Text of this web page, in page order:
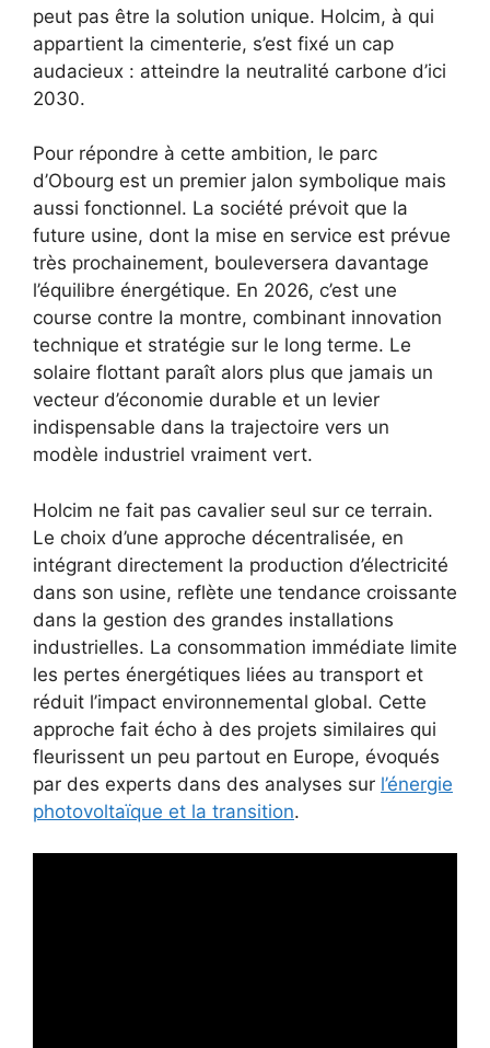
peut pas être la solution unique. Holcim, à qui
appartient la cimenterie, s’est fixé un cap
audacieux : atteindre la neutralité carbone d’ici
2030.
Pour répondre à cette ambition, le parc
d’Obourg est un premier jalon symbolique mais
aussi fonctionnel. La société prévoit que la
future usine, dont la mise en service est prévue
très prochainement, bouleversera davantage
l’équilibre énergétique. En 2026, c’est une
course contre la montre, combinant innovation
technique et stratégie sur le long terme. Le
solaire flottant paraît alors plus que jamais un
vecteur d’économie durable et un levier
indispensable dans la trajectoire vers un
modèle industriel vraiment vert.
Holcim ne fait pas cavalier seul sur ce terrain.
Le choix d’une approche décentralisée, en
intégrant directement la production d’électricité
dans son usine, reflète une tendance croissante
dans la gestion des grandes installations
industrielles. La consommation immédiate limite
les pertes énergétiques liées au transport et
réduit l’impact environnemental global. Cette
approche fait écho à des projets similaires qui
fleurissent un peu partout en Europe, évoqués
par des experts dans des analyses sur l’énergie
photovoltaïque et la transition.